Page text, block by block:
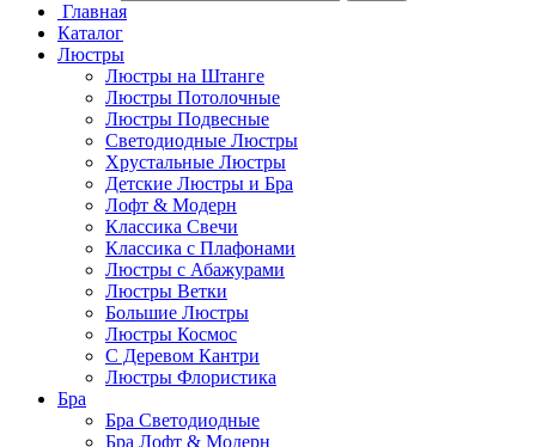
Главная
Каталог
Люстры
Люстры на Штанге
Люстры Потолочные
Люстры Подвесные
Светодиодные Люстры
Хрустальные Люстры
Детские Люстры и Бра
Лофт & Модерн
Классика Свечи
Классика с Плафонами
Люстры с Абажурами
Люстры Ветки
Большие Люстры
Люстры Космос
С Деревом Кантри
Люстры Флористика
Бра
Бра Светодиодные
Бра Лофт & Модерн